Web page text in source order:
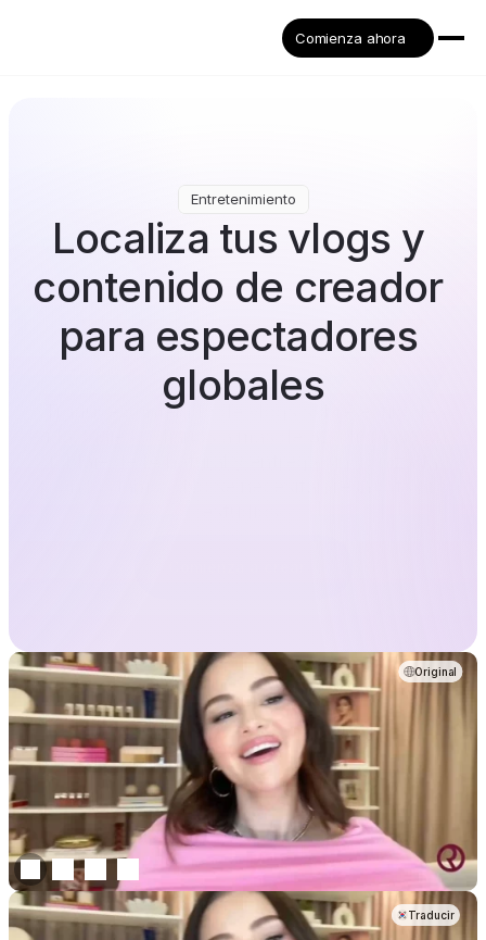
Comienza ahora
Entretenimiento
Localiza tus vlogs y
contenido de creador
para espectadores
globales
Traduce contenido de vlogs sobre estilo de
Original
Traducir